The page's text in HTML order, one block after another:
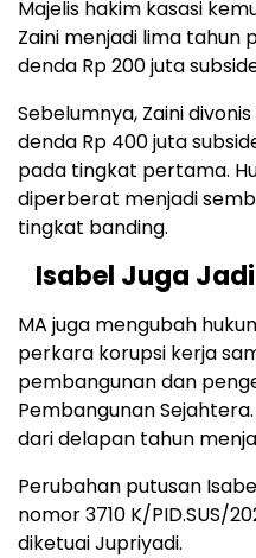
Majelis hakim kasasi
Zaini menjadi lima tahun
denda Rp 200 juta
Sebelumnya, Zaini
denda Rp 400 juta
pada tingkat pertama.
diperberat menjadi
tingkat banding.
Isabel Juga
MA juga mengubah
perkara korupsi kerja
pembangunan dan
Pembangunan
dari delapan tahun
Perubahan putusan
nomor 3710 K/PID.SUS/
diketuai Jupriyadi.